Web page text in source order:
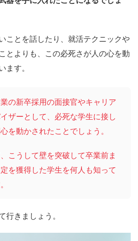
ことを話したり、就活テクニックや
とよりも、この必死さが人の心を動
ます。
の新卒採用の面接官やキャリア
ザーとして、必死な学生に接し
を動かされたことでしょう。
こうして壁を突破して卒業前ま
を獲得した学生を何人も知って
行きましょう。